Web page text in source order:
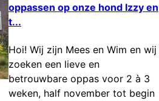
oppassen op onze hond Izzy en
t...
Hoi! Wij zijn Mees en Wim en wij
zoeken een lieve en
betrouwbare oppas voor 2 à 3
weken, half november tot begin